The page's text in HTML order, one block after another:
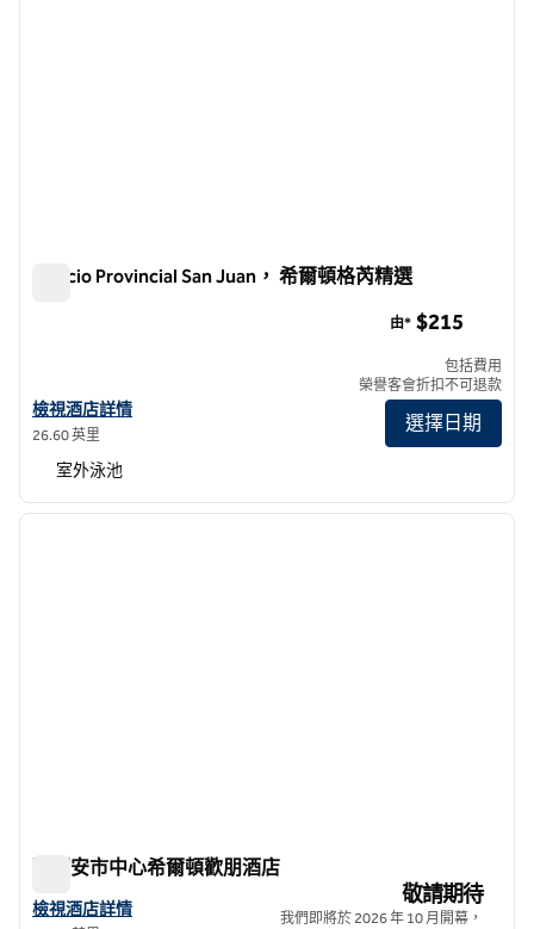
Palacio Provincial San Juan， 希爾頓格芮精選
查看希爾頓格芮精選精選酒店聖胡安帕拉西奧省的酒店詳情
檢視酒店詳情
26.60 英里
由* $215
包括費用
榮譽客會折扣不可退款
選擇日期
室外泳池
第 1 頁，共 12 頁
下一
聖胡安市中心希爾頓歡朋酒店
查看聖胡安市中心希爾頓歡朋酒店詳情
檢視酒店詳情
敬請期待
我們即將於 2026 年 10 月開幕，